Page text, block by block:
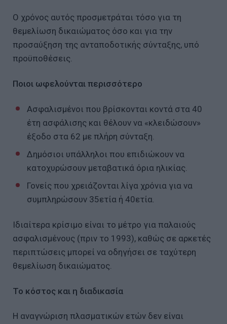
Ο χρόνος αυτός προσμετράται τόσο για τη
θεμελίωση δικαιώματος όσο και για την
προσαύξηση της ανταποδοτικής σύνταξης, υπό
προϋποθέσεις.
Ποιοι ωφελούνται περισσότερο
Ασφαλισμένοι που βρίσκονται κοντά στα 40
έτη ασφάλισης και θέλουν να «κλειδώσουν»
έξοδο στα 62 με πλήρη σύνταξη.
Δημόσιοι υπάλληλοι που επιδιώκουν να
κατοχυρώσουν μεταβατικά όρια ηλικίας.
Γονείς που χρειάζονται λίγα χρόνια για να
συμπληρώσουν 35ετία ή 40ετία.
Ιδιαίτερα κρίσιμο είναι το μέτρο για παλαιούς
ασφαλισμένους (πριν το 1993), καθώς σε αρκετές
περιπτώσεις μπορεί να οδηγήσει σε ταχύτερη
θεμελίωση δικαιώματος.
Το κόστος και η διαδικασία
Η αναγνώριση πλασματικών ετών δεν είναι